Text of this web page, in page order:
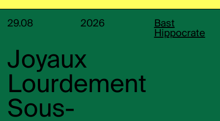
29.08 2026
Bast
Hippocrate
Joyaux
Lourdement
Sous-